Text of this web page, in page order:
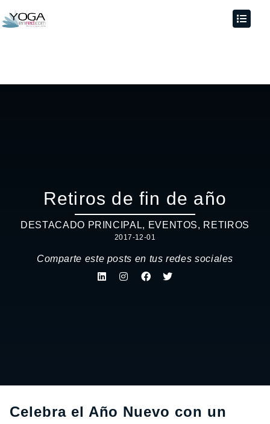
Retiros de fin de año
DESTACADO PRINCIPAL, EVENTOS, RETIROS
2017-12-01
Comparte este posts en tus redes sociales
Celebra el Año Nuevo con un